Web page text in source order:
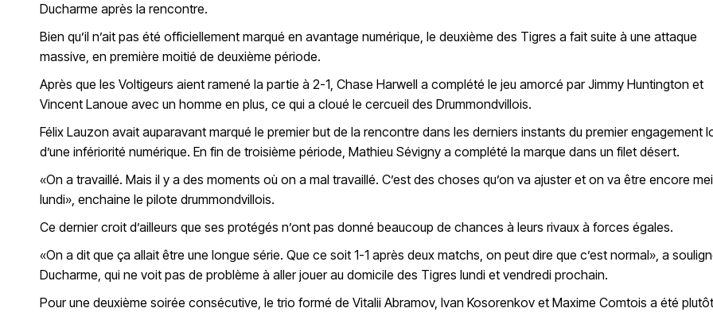
Ducharme après la rencontre.
Bien qu’il n’ait pas été officiellement marqué en avantage numérique, le deuxième des Tigres a fait suite à une attaque
massive, en première moitié de deuxième période.
Après que les Voltigeurs aient ramené la partie à 2-1, Chase Harwell a complété le jeu amorcé par Jimmy Huntington et
Vincent Lanoue avec un homme en plus, ce qui a cloué le cercueil des Drummondvillois.
Félix Lauzon avait auparavant marqué le premier but de la rencontre dans les derniers instants du premier engagement
d’une infériorité numérique. En fin de troisième période, Mathieu Sévigny a complété la marque dans un filet désert.
«On a travaillé. Mais il y a des moments où on a mal travaillé. C’est des choses qu’on va ajuster et on va être encore
lundi», enchaine le pilote drummondvillois.
Ce dernier croit d’ailleurs que ses protégés n’ont pas donné beaucoup de chances à leurs rivaux à forces égales.
«On a dit que ça allait être une longue série. Que ce soit 1-1 après deux matchs, on peut dire que c’est normal», a
Ducharme, qui ne voit pas de problème à aller jouer au domicile des Tigres lundi et vendredi prochain.
Pour une deuxième soirée consécutive, le trio formé de Vitalii Abramov, Ivan Kosorenkov et Maxime Comtois a été plutôt